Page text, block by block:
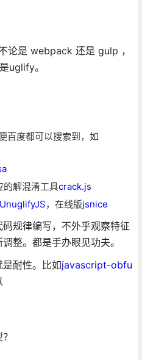
论是 webpack 还是 gulp ，
uglify。
百度都可以搜索到，如
的解混淆工具crack.js
，在线版jsnice
规律编写，不外乎观察特征
整。都是手办眼见功夫。
耐性。比如javascript-obfu